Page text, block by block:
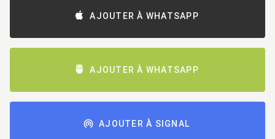
AJOUTER À WHATSAPP
AJOUTER À WHATSAPP
AJOUTER À SIGNAL